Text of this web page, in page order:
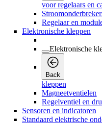
voor regelaars en
Regelaar en
Elektronische kleppen
Elektronische
Back
kleppen
Magneetventielen
Regelventiel en
Sensoren en indicatoren
Standaard elektrische